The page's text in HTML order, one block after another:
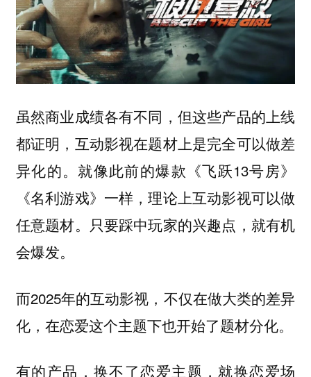
虽然商业成绩各有不同，但这些产品的上线
都证明，互动影视在题材上是完全可以做差
异化的。就像此前的爆款《飞跃13号房》
《名利游戏》一样，理论上互动影视可以做
任意题材。只要踩中玩家的兴趣点，就有机
会爆发。
而2025年的互动影视，不仅在做大类的差异
化，在恋爱这个主题下也开始了题材分化。
有的产品，换不了恋爱主题，就换恋爱场